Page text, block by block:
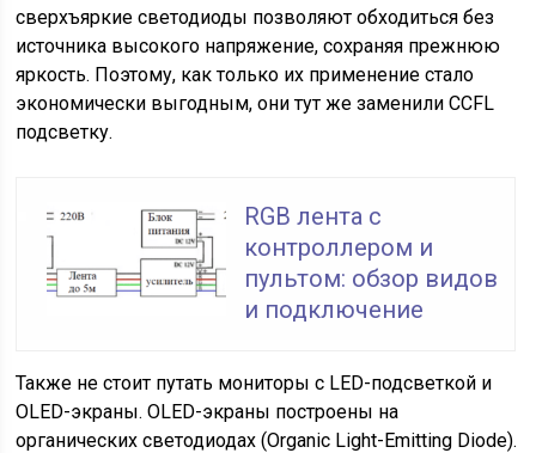
сверхъяркие светодиоды позволяют обходиться без
источника высокого напряжение, сохраняя прежнюю
яркость. Поэтому, как только их применение стало
экономически выгодным, они тут же заменили CCFL
подсветку.
RGB лента с
контроллером и
пультом: обзор видов
и подключение
Также не стоит путать мониторы с LED-подсветкой и
OLED-экраны. OLED-экраны построены на
органических светодиодах (Organic Light-Emitting Diode).